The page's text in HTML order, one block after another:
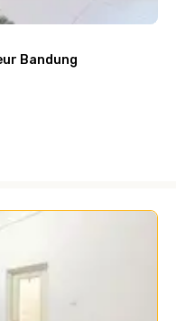
Bandung